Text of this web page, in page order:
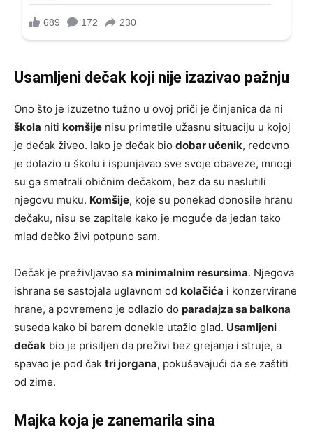
Usamljeni dečak koji nije izazivao pažnju
Ono što je izuzetno tužno u ovoj priči je činjenica da ni
škola niti komšije nisu primetile užasnu situaciju u kojoj
je dečak živeo. Iako je dečak bio dobar učenik, redovno
je dolazio u školu i ispunjavao sve svoje obaveze, mnogi
su ga smatrali običnim dečakom, bez da su naslutili
njegovu muku. Komšije, koje su ponekad donosile hranu
dečaku, nisu se zapitale kako je moguće da jedan tako
mlad dečko živi potpuno sam.
Dečak je preživljavao sa minimalnim resursima. Njegova
ishrana se sastojala uglavnom od kolačića i konzervirane
hrane, a povremeno je odlazio do paradajza sa balkona
suseda kako bi barem donekle utažio glad. Usamljeni
dečak bio je prisiljen da preživi bez grejanja i struje, a
spavao je pod čak tri jorgana, pokušavajući da se zaštiti
od zime.
Majka koja je zanemarila sina